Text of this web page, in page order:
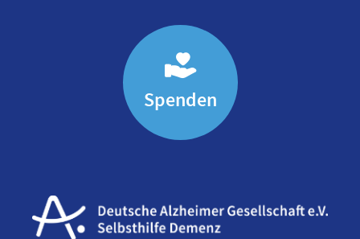
Spenden